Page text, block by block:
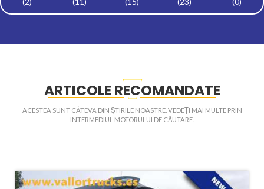
ARTICOLE RECOMANDATE
ACESTEA SUNT CÂTEVA DIN ȘTIRILE NOASTRE. VEDEȚI MAI MULTE PRIN
INTERMEDIUL MOTORULUI DE CĂUTARE.